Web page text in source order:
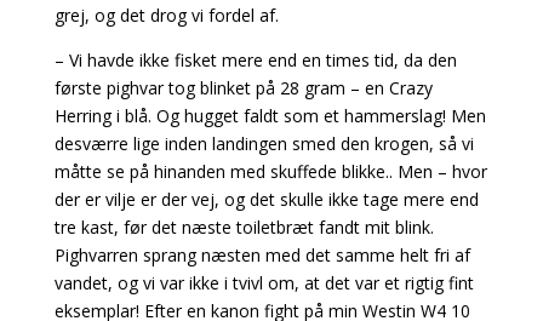
grej, og det drog vi fordel af.
– Vi havde ikke fisket mere end en times tid, da den
første pighvar tog blinket på 28 gram – en Crazy
Herring i blå. Og hugget faldt som et hammerslag! Men
desværre lige inden landingen smed den krogen, så vi
måtte se på hinanden med skuffede blikke.. Men – hvor
der er vilje er der vej, og det skulle ikke tage mere end
tre kast, før det næste toiletbræt fandt mit blink.
Pighvarren sprang næsten med det samme helt fri af
vandet, og vi var ikke i tvivl om, at det var et rigtig fint
eksemplar! Efter en kanon fight på min Westin W4 10